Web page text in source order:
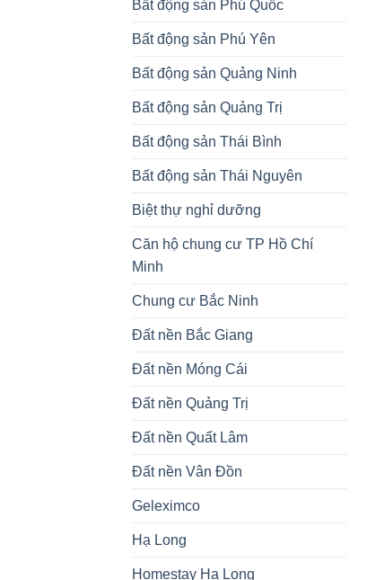
Bất động sản Phú Quốc
Bất động sản Phú Yên
Bất động sản Quảng Ninh
Bất động sản Quảng Trị
Bất động sản Thái Bình
Bất động sản Thái Nguyên
Biệt thự nghỉ dưỡng
Căn hộ chung cư TP Hồ Chí
Minh
Chung cư Bắc Ninh
Đất nền Bắc Giang
Đất nền Móng Cái
Đất nền Quảng Trị
Đất nền Quất Lâm
Đất nền Vân Đồn
Geleximco
Hạ Long
Homestay Hạ Long